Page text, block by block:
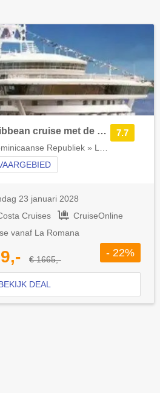
7.7
15 daagse Oost-Caribbean cruise met de Costa Fascinosa
Republiek » La Romana
23 januari 2028
Cruises
CruiseOnline
vanaf La Romana
€ 1665,-
- 22%
DEAL